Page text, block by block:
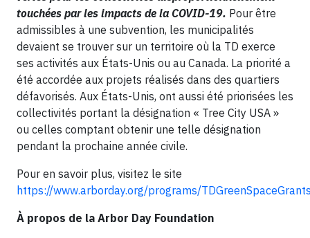
touchées par les impacts de la COVID-19. Pour être
admissibles à une subvention, les municipalités
devaient se trouver sur un territoire où la TD exerce
ses activités aux États-Unis ou au Canada. La priorité a
été accordée aux projets réalisés dans des quartiers
défavorisés. Aux États-Unis, ont aussi été priorisées les
collectivités portant la désignation « Tree City USA »
ou celles comptant obtenir une telle désignation
pendant la prochaine année civile.
Pour en savoir plus, visitez le site
https://www.arborday.org/programs/
À propos de la Arbor Day Foundation